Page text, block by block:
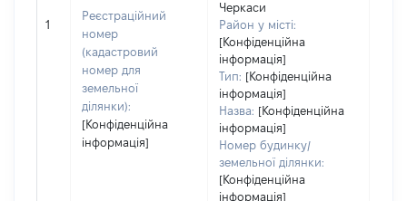
1
Реєстраційний
номер
(кадастровий
номер для
земельної
ділянки):
[Конфіденційна
інформація]
Черкаси
Район у місті:
[Конфіденційна
інформація]
Тип: [Конфіденційна
інформація]
Назва: [Конфіденційна
інформація]
Номер будинку/
земельної ділянки:
[Конфіденційна
інформація]